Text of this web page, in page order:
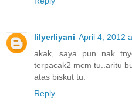
lilyerliyani April 4, 2012
akak, saya pun nak
terpacak2 mcm tu..aritu
atas biskut tu.
Reply